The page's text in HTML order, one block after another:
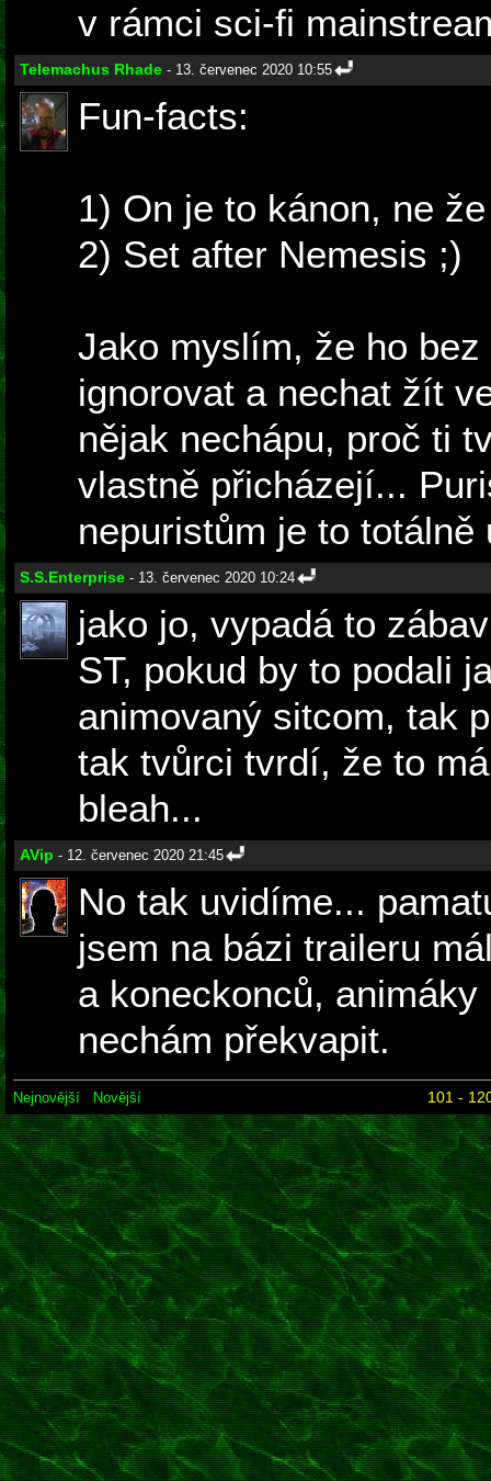
v rámci sci-fi
Telemachus Rhade - 13. červenec 2020 10:55
Fun-facts:
1) On je to kánon, ne
2) Set after Nemesis ;)
Jako myslím, že ho
ignorovat a nechat žít
nějak nechápu, proč ti
vlastně přicházejí...
nepuristům je to totálně
S.S.Enterprise - 13. červenec 2020 10:24
jako jo, vypadá to
ST, pokud by to podali
animovaný sitcom, tak
tak tvůrci tvrdí, že to
bleah...
AVip - 12. červenec 2020 21:45
No tak uvidíme...
jsem na bázi traileru
a koneckonců,
nechám překvapit.
Nejnovější Novější 101 -